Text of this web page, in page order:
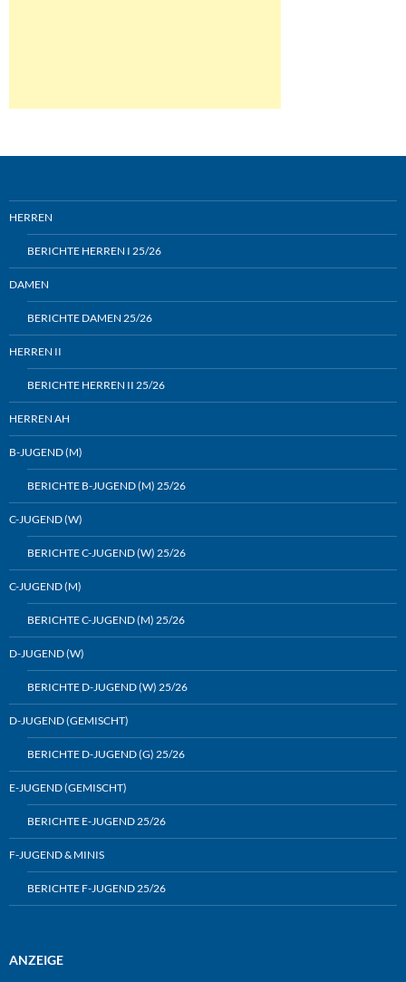
HERREN
BERICHTE HERREN I 25/26
DAMEN
BERICHTE DAMEN 25/26
HERREN II
BERICHTE HERREN II 25/26
HERREN AH
B-JUGEND (M)
BERICHTE B-JUGEND (M) 25/26
C-JUGEND (W)
BERICHTE C-JUGEND (W) 25/26
C-JUGEND (M)
BERICHTE C-JUGEND (M) 25/26
D-JUGEND (W)
BERICHTE D-JUGEND (W) 25/26
D-JUGEND (GEMISCHT)
BERICHTE D-JUGEND (G) 25/26
E-JUGEND (GEMISCHT)
BERICHTE E-JUGEND 25/26
F-JUGEND & MINIS
BERICHTE F-JUGEND 25/26
ANZEIGE